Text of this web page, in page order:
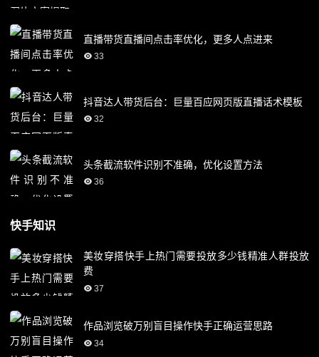
直播带货直播间点击率优化，更多人点进来
33
抖音达人带货后台：巨量百应网页版直播话术模板
32
头条截流软件识别不准确，优化设置方法
36
快手知识
美妆穿搭快手上热门需要投放多少钱精准人群投放
费
37
作品浏览破万别盲目操作快手正确运营思路
34